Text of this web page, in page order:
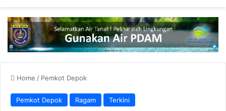
Home / Pemkot Depok
Pemkot Depok Ragam Terkini